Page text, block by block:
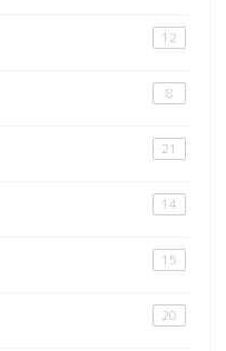
12
8
21
14
15
20